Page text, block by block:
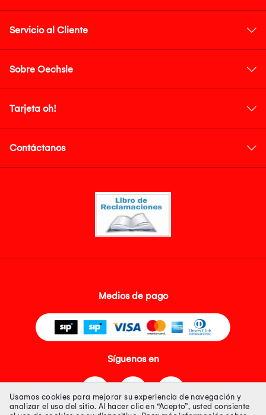
Servicio al Cliente
Sobre Oechsle
Tarjeta oh!
Contáctanos
Medios de pago
Síguenos en
Usamos cookies para mejorar su experiencia de navegación y
analizar el uso del sitio. Al hacer clic en “Acepto”, usted consiente